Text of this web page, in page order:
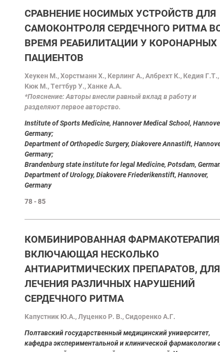
СРАВНЕНИЕ НОСИМЫХ УСТРОЙСТВ ДЛЯ
САМОКОНТРОЛЯ СЕРДЕЧНОГО РИТМА
ВРЕМЯ РЕАБИЛИТАЦИИ У КОРОНАРНЫХ
ПАЦИЕНТОВ
Хеукен М., Хорстманн Х., Керлинг A., Албрехт К., Кедия Г.Т.,
Кюк М., Tегтбур У., Ханке A.A.
*Пояснение: Авторы внесли равный вклад в работу и
разделяют первое авторство.
Institute of Sports Medicine, Hannover Medical School,
Germany;
Department of Orthopedic Surgery, Diakovere Annastift,
Germany;
Brandenburg state institute for legal Medicine, Potsdam,
Department of Urology, Diakovere Friederikenstift, Hannover,
Germany
78 - 85
КОМБИНИРОВАННАЯ
ВКЛЮЧАЮЩАЯ НЕСКОЛЬКО
АНТИАРИТМИЧЕСКИХ ПРЕПАРАТОВ, ДЛЯ
ЛЕЧЕНИЯ РАЗЛИЧНЫХ НАРУШЕНИЙ
СЕРДЕЧНОГО РИТМА
Kапустник Ю.А., Луценко Р. В., Сидоренко А.Г.
Полтавский государственный медицинский университет,
кафедра экспериментальной и клинической фармакологии